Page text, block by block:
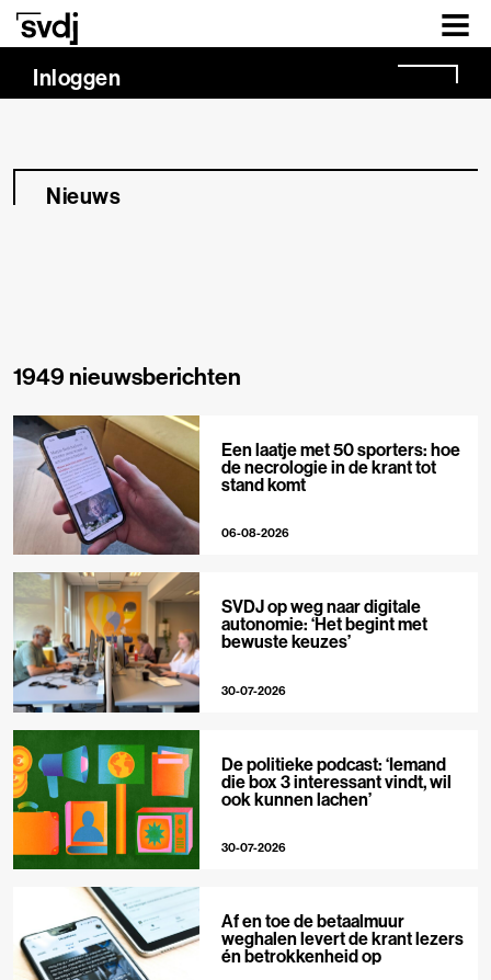
Naar hoofdinhoud
Inloggen
Nieuws
1949 nieuwsberichten
Een laatje met 50 sporters: hoe
de necrologie in de krant tot
stand komt
06-08-2026
SVDJ op weg naar digitale
autonomie: ‘Het begint met
bewuste keuzes’
30-07-2026
De politieke podcast: ‘Iemand
die box 3 interessant vindt, wil
ook kunnen lachen’
30-07-2026
Af en toe de betaalmuur
weghalen levert de krant lezers
én betrokkenheid op